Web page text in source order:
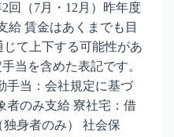
回（7月・12月）昨年度
給 賃金はあくまでも目
て上下する可能性があ
当を含めた表記です。
手当：会社規定に基づ
者のみ支給 寮社宅：借
身者のみ） 社会保